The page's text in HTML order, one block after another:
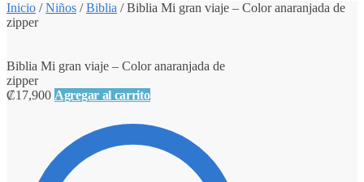
Inicio /Niños /Biblia /Biblia Mi gran viaje – Color anaranjada de
zipper
Biblia Mi gran viaje – Color anaranjada de
zipper
₡17,900 Agregar al carrito